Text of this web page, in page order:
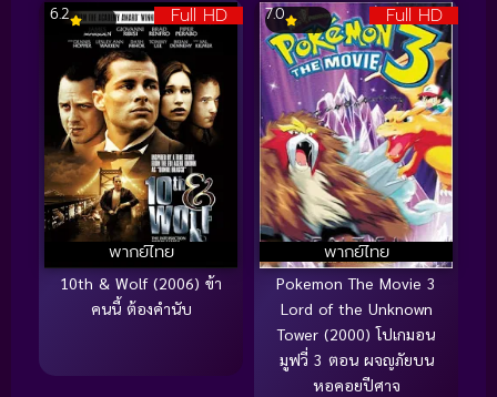
Full HD
พากย์ไทย
6.2
10th & Wolf (2006) ข้า
คนนี้ ต้องคำนับ
Full HD
พากย์ไทย
7.0
Pokemon The Movie 3
Lord of the Unknown
Tower (2000) โปเกมอน
มูฟวี่ 3 ตอน ผจญภัยบน
หอคอยปีศาจ